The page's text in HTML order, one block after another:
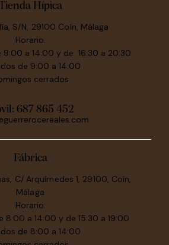
Hípica
S/N, 29100 Coín, Málaga
Horario:
9:00 a 14:00 y de 16:30 a 20:30
de 9:00 a 14:00
cerrados
687 865 452
Fábrica
C/ Arquímedes 1, 29100, Coín,
Málaga
Horario:
8:00 a 14:00 y de 15:30 a 19:00
de 8:00 a 14:00